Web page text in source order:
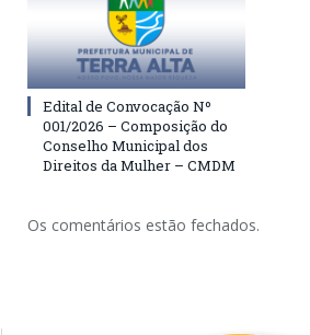
Edital de Convocação Nº
001/2026 – Composição do
Conselho Municipal dos
Direitos da Mulher – CMDM
Os comentários estão fechados.